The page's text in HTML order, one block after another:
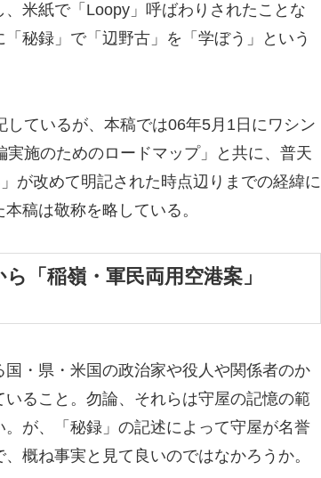
米紙で「Loopy」呼ばわりされたことな
秘録」で「辺野古」を「学ぼう」という
しているが、本稿では06年5月1日にワシン
施のためのロードマップ」と共に、普天
が改めて明記された時点辺りまでの経緯に
稿は敬称を略している。
「稲嶺・軍民両用空港案」
・県・米国の政治家や役人や関係者のか
ること。勿論、それらは守屋の記憶の範
が、「秘録」の記述によって守屋が名誉
概ね事実と見て良いのではなかろうか。